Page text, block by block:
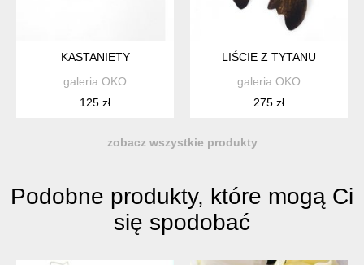
KASTANIETY
galeria OKO
125 zł
LIŚCIE Z TYTANU
galeria OKO
275 zł
zobacz wszystkie produkty
Podobne produkty, które mogą Ci
się spodobać